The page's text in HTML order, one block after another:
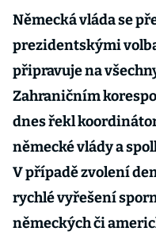
Německá vláda se
prezidentskými
připravuje na
Zahraničním
dnes řekl
německé vlády a
V případě zvolení
rychlé vyřešení
německých či